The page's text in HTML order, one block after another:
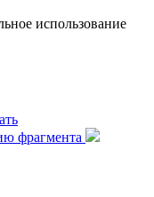
использование
фрагмента